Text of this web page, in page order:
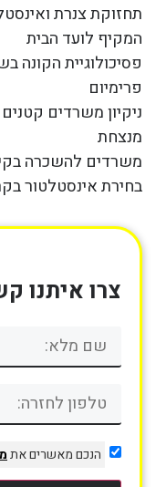
תחזוקת צנרת
המקיף לועד הבית
פסיכולוגיית הקונה
פרימיום
ניקיון משרדים
מנצחת
משרדים להשכרה
בחירת אינסטלטור בקרית גת: 6 דברים
צרו איתנו
הנכם מאשרים את